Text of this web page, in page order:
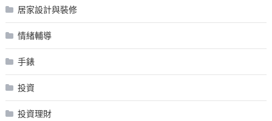
居家設計與裝修
情緒輔導
手錶
投資
投資理財